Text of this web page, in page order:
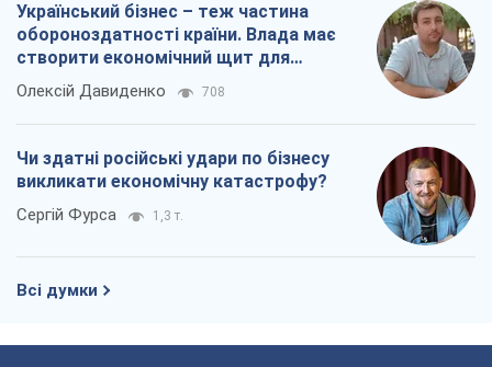
Український бізнес – теж частина
обороноздатності країни. Влада має
створити економічний щит для
компаній
Олексій Давиденко 708
Чи здатні російські удари по бізнесу
викликати економічну катастрофу?
Сергій Фурса 1,3 т.
Всі думки